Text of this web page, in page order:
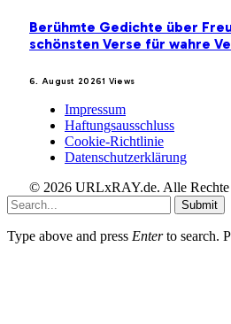
Berühmte Gedichte über
schönsten Verse für wahre
6. August 20261 Views
Impressum
Haftungsausschluss
Cookie-Richtlinie
Datenschutzerklärung
© 2026 URLxRAY.de. Alle Rechte
Submit
Type above and press Enterto search.